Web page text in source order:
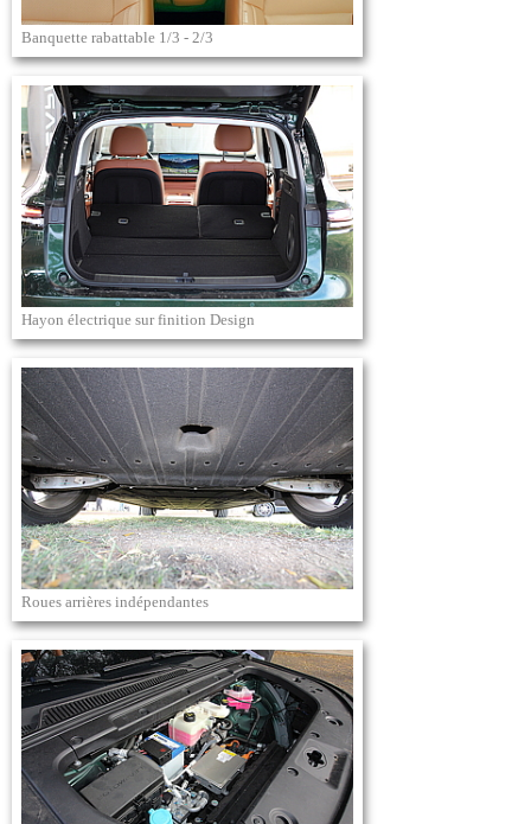
Banquette rabattable 1/3 - 2/3
Hayon électrique sur finition Design
Roues arrières indépendantes